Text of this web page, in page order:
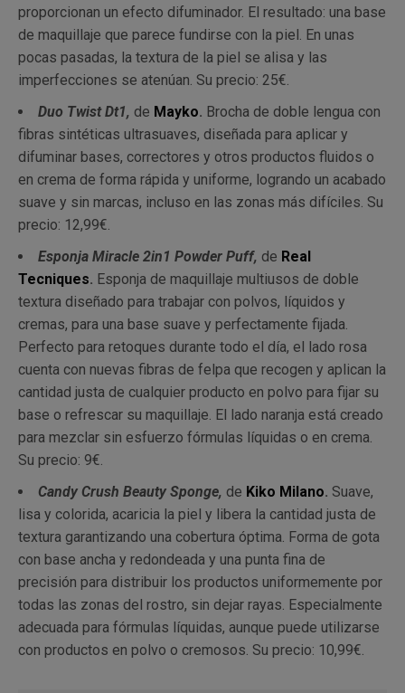
proporcionan un efecto difuminador. El resultado: una base
de maquillaje que parece fundirse con la piel. En unas
pocas pasadas, la textura de la piel se alisa y las
imperfecciones se atenúan. Su precio: 25€.
Duo Twist Dt1, de Mayko. Brocha de doble lengua con
fibras sintéticas ultrasuaves, diseñada para aplicar y
difuminar bases, correctores y otros productos fluidos o
en crema de forma rápida y uniforme, logrando un acabado
suave y sin marcas, incluso en las zonas más difíciles. Su
precio: 12,99€.
Esponja Miracle 2in1 Powder Puff, de Real
Tecniques. Esponja de maquillaje multiusos de doble
textura diseñado para trabajar con polvos, líquidos y
cremas, para una base suave y perfectamente fijada.
Perfecto para retoques durante todo el día, el lado rosa
cuenta con nuevas fibras de felpa que recogen y aplican la
cantidad justa de cualquier producto en polvo para fijar su
base o refrescar su maquillaje. El lado naranja está creado
para mezclar sin esfuerzo fórmulas líquidas o en crema.
Su precio: 9€.
Candy Crush Beauty Sponge, de Kiko Milano. Suave,
lisa y colorida, acaricia la piel y libera la cantidad justa de
textura garantizando una cobertura óptima. Forma de gota
con base ancha y redondeada y una punta fina de
precisión para distribuir los productos uniformemente por
todas las zonas del rostro, sin dejar rayas. Especialmente
adecuada para fórmulas líquidas, aunque puede utilizarse
con productos en polvo o cremosos. Su precio: 10,99€.